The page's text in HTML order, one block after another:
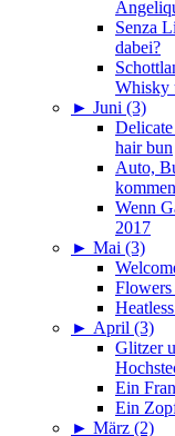
Senza
dabei?
Whisky
► Juni (3)
hair bun
Auto,
Wenn
2017
► Mai (3)
► April (3)
Glitzer
Ein
Ein
► März (2)